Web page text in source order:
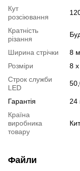
Кут
розсіювання
Кратність
різання
Ширина стрічки
8
Розміри
8
Строк служби
LED
Гарантія
24
Країна
виробника
товару
Файли